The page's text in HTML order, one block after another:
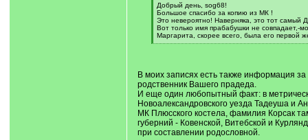
]Добрый день, sog68!
Большое спасибо за копию из МК !
Это невероятно! Наверняка, это тот самый
Вот только имя прабабушки не совпадает,-
Маргарита, скорее всего, была его первой
[
В моих записях есть также информация
родственник Вашего прадеда.
И еще один любопытный факт: в
Новоалександровского уезда Тадеуша и
МК Плюсского костела, фамилия Корсак
губерний - Ковенской, Витебской и
при составлении родословной.